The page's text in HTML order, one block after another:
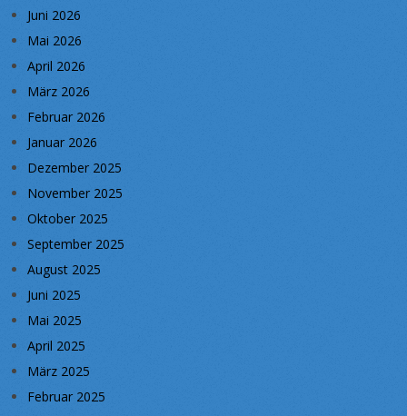
Juni 2026
Mai 2026
April 2026
März 2026
Februar 2026
Januar 2026
Dezember 2025
November 2025
Oktober 2025
September 2025
August 2025
Juni 2025
Mai 2025
April 2025
März 2025
Februar 2025